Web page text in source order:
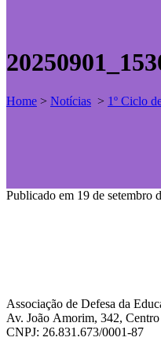
Home > Notícias > 1º Ciclo
Publicado em 19 de setembro
Associação de Defesa da
Av. João Amorim, 342,
CNPJ: 26.831.673/0001-87